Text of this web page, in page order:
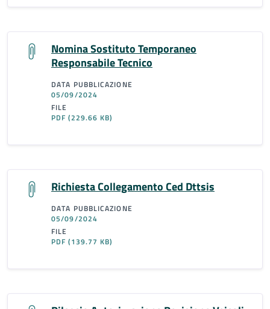
Nomina Sostituto Temporaneo
Responsabile Tecnico
DATA PUBBLICAZIONE
05/09/2024
FILE
PDF(229.66 KB)
Richiesta Collegamento Ced Dttsis
DATA PUBBLICAZIONE
05/09/2024
FILE
PDF(139.77 KB)